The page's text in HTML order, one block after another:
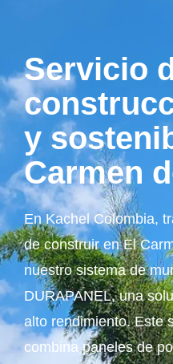
Servicio
y
Carmen
En Kachel Colombia,
de construir en El
nuestro sistema de
DURAPANEL, una
alto rendimiento. Este
combina paneles de